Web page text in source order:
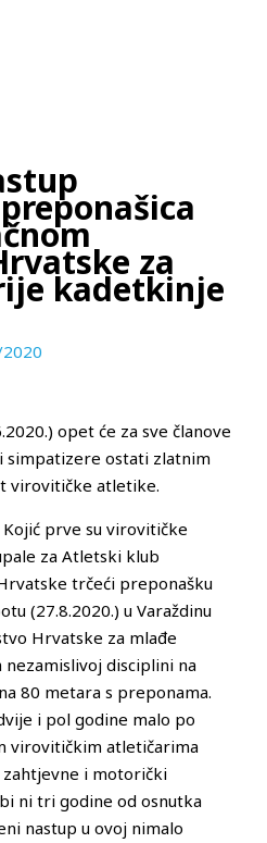
za
kadetkinje
opet će za sve članove
simpatizere ostati zlatnim
virovitičke atletike.
prve su virovitičke
za Atletski klub
trčeći preponašku
(27.8.2020.) u Varaždinu
Hrvatske za mlađe
disciplini na
80 metara s preponama.
i pol godine malo po
virovitičkim atletičarima
i motorički
ni tri godine od osnutka
nastup u ovoj nimalo